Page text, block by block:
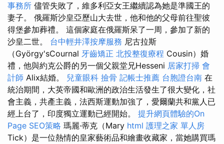
事務所 儘管失敗了，維多利亞女王繼續認為她是準國王的
妻子。 俄羅斯沙皇亞歷山大去世，他和他的父母前往聖彼
得堡參加葬禮。 這個家庭在俄羅斯呆了一周，參加了新的
沙皇二世。 台中輕井澤按摩服務 尼古拉斯
（György'sCournal 牙齒矯正 北投整復療程 Cousin）婚
禮，他與約克公爵的另一個父親堂兄Hesseni 居家打掃 會
計師 Alix結婚。 兒童眼科 撿骨 記帳士推薦 台胞證台南 在
統治期間，大英帝國和歐洲的政治生活發生了很大變化，社
會主義，共產主義，法西斯運動加強了，愛爾蘭共和黨人已
經上台了，印度獨立運動已經開始。 提升網頁體驗的On
Page SEO策略 瑪麗·蒂克（Mary html 護理之家 單人房
Tick）是一位熱情的皇家藝術品和繪畫收藏家，當她購買瑪